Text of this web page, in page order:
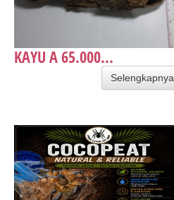
KAYU A 65.000...
Selengkapnya